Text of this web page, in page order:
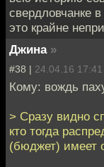
свердловчанке
это крайне
Джина »
#38 | 24.04.16 17:41
Кому: вождь
> Сразу видно
кто тогда
(бюджет) имеет